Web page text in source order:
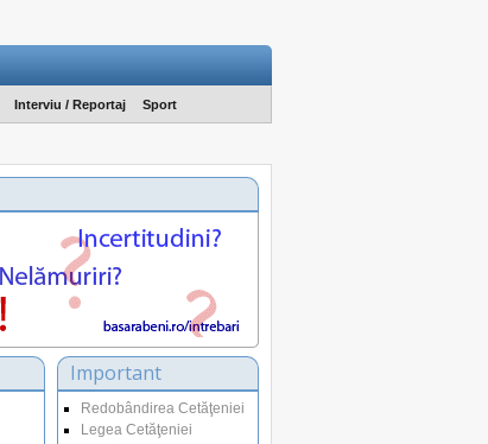
Interviu / Reportaj Sport
Important
Redobândirea Cetăţeniei
Legea Cetăţeniei